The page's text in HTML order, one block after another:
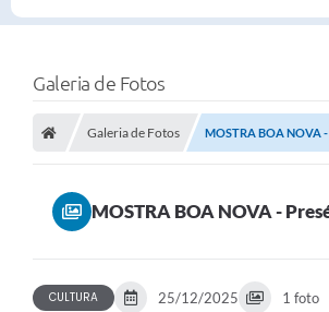
Galeria de Fotos
Galeria de Fotos MOSTRA BOA NOVA
MOSTRA BOA NOVA -
CULTURA 25/12/2025 1 foto